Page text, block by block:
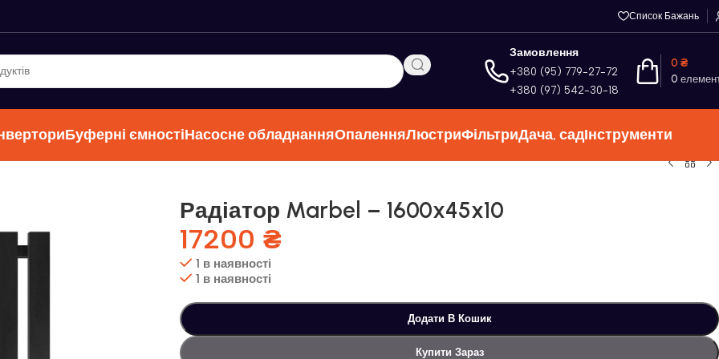
Список Бажань
Замовлення
+380 (95) 779-27-72
+380 (97) 542-30-18
0
0 ₴
Буферні ємностіНасосне обладнанняОпаленняЛюстриФільтриДача, садІнструменти
Радіатор Marbel – 1600x45x10
17200 ₴
1 в наявності
1 в наявності
Додати В Кошик
Купити Зараз